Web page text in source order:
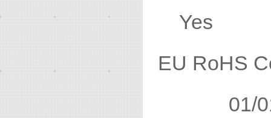
Yes
EU RoHS
01/01/